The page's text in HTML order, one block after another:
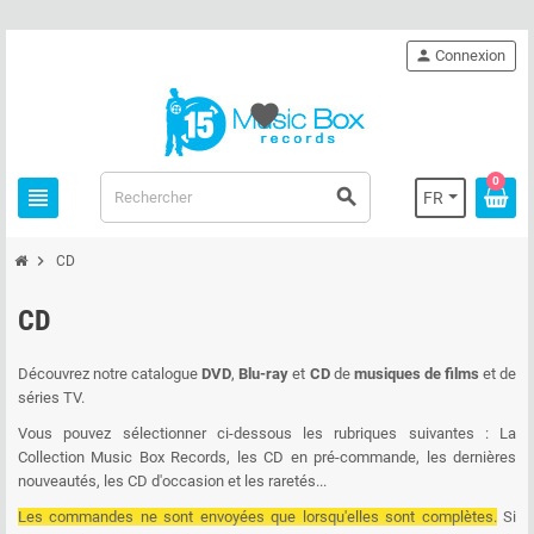
view_headline search FR
person Connexion
0
favorite
chevron_right CD
CD
Découvrez notre catalogueDVD,Blu-ray et CDde musiques de films et de
séries TV.
Vous pouvez sélectionner ci-dessous les rubriques suivantes : La
Collection Music Box Records, les CD en pré-commande, les dernières
nouveautés, les CD d'occasion et les raretés...
Les commandes ne sont envoyées que lorsqu'elles sont complètes.Si